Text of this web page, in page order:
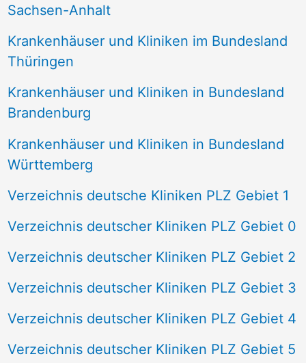
Sachsen-Anhalt
Krankenhäuser und Kliniken im Bundesland
Thüringen
Krankenhäuser und Kliniken in Bundesland
Brandenburg
Krankenhäuser und Kliniken in Bundesland
Württemberg
Verzeichnis deutsche Kliniken PLZ Gebiet 1
Verzeichnis deutscher Kliniken PLZ Gebiet 0
Verzeichnis deutscher Kliniken PLZ Gebiet 2
Verzeichnis deutscher Kliniken PLZ Gebiet 3
Verzeichnis deutscher Kliniken PLZ Gebiet 4
Verzeichnis deutscher Kliniken PLZ Gebiet 5